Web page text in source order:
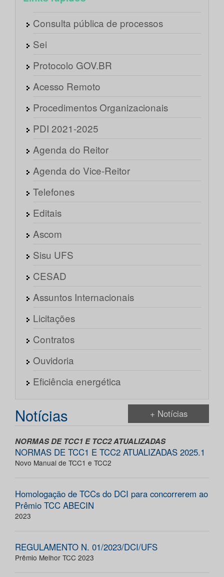
Consulta pública de processos
Sei
Protocolo GOV.BR
Acesso Remoto
Procedimentos Organizacionais
PDI 2021-2025
Agenda do Reitor
Agenda do Vice-Reitor
Telefones
Editais
Ascom
Sisu UFS
CESAD
Assuntos Internacionais
Licitações
Contratos
Ouvidoria
Eficiência energética
Notícias + Notícias
NORMAS DE TCC1 E TCC2 ATUALIZADAS
NORMAS DE TCC1 E TCC2 ATUALIZADAS 2025.1
Novo Manual de TCC1 e TCC2
Homologação de TCCs do DCI para concorrerem ao
Prêmio TCC ABECIN
2023
REGULAMENTO N. 01/2023/DCI/UFS
Prêmio Melhor TCC 2023